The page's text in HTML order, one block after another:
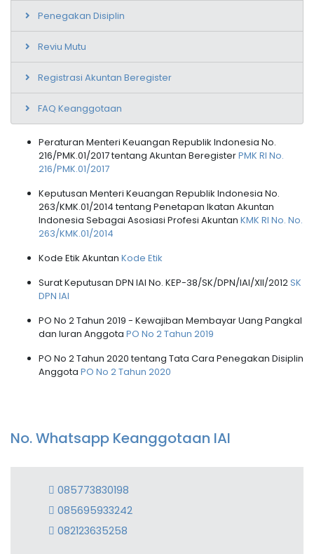
Penegakan Disiplin
Reviu Mutu
Registrasi Akuntan Beregister
FAQ Keanggotaan
Peraturan Menteri Keuangan Republik Indonesia No.
216/PMK.01/2017 tentang Akuntan BeregisterPMK RI No.
216/PMK.01/2017
Keputusan Menteri Keuangan Republik Indonesia No.
263/KMK.01/2014 tentang Penetapan Ikatan Akuntan
Indonesia Sebagai Asosiasi Profesi Akuntan KMK RI No. No.
263/KMK.01/2014
Kode Etik Akuntan Kode Etik
Surat Keputusan DPN IAI No. KEP-38/SK/DPN/IAI/XII/2012SK
DPN IAI
PO No 2 Tahun 2019 - Kewajiban Membayar Uang Pangkal
dan Iuran Anggota PO No 2 Tahun 2019
PO No 2 Tahun 2020 tentang Tata Cara Penegakan Disiplin
Anggota PO No 2 Tahun 2020
No. Whatsapp Keanggotaan IAI
085773830198
085695933242
082123635258